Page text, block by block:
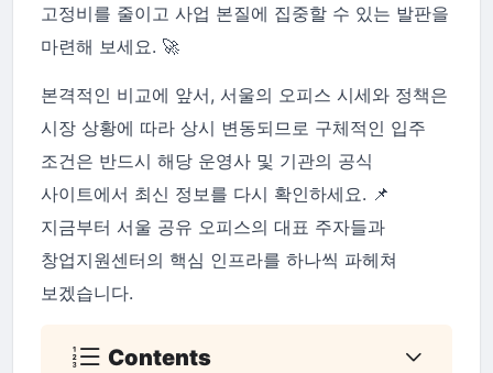
고정비를 줄이고 사업 본질에 집중할 수 있는 발판을
마련해 보세요. 🚀
본격적인 비교에 앞서, 서울의 오피스 시세와 정책은
시장 상황에 따라 상시 변동되므로 구체적인 입주
조건은 반드시 해당 운영사 및 기관의 공식
사이트에서 최신 정보를 다시 확인하세요. 📌
지금부터 서울 공유 오피스의 대표 주자들과
창업지원센터의 핵심 인프라를 하나씩 파헤쳐
보겠습니다.
Contents